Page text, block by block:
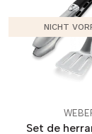
NICHT
Set de